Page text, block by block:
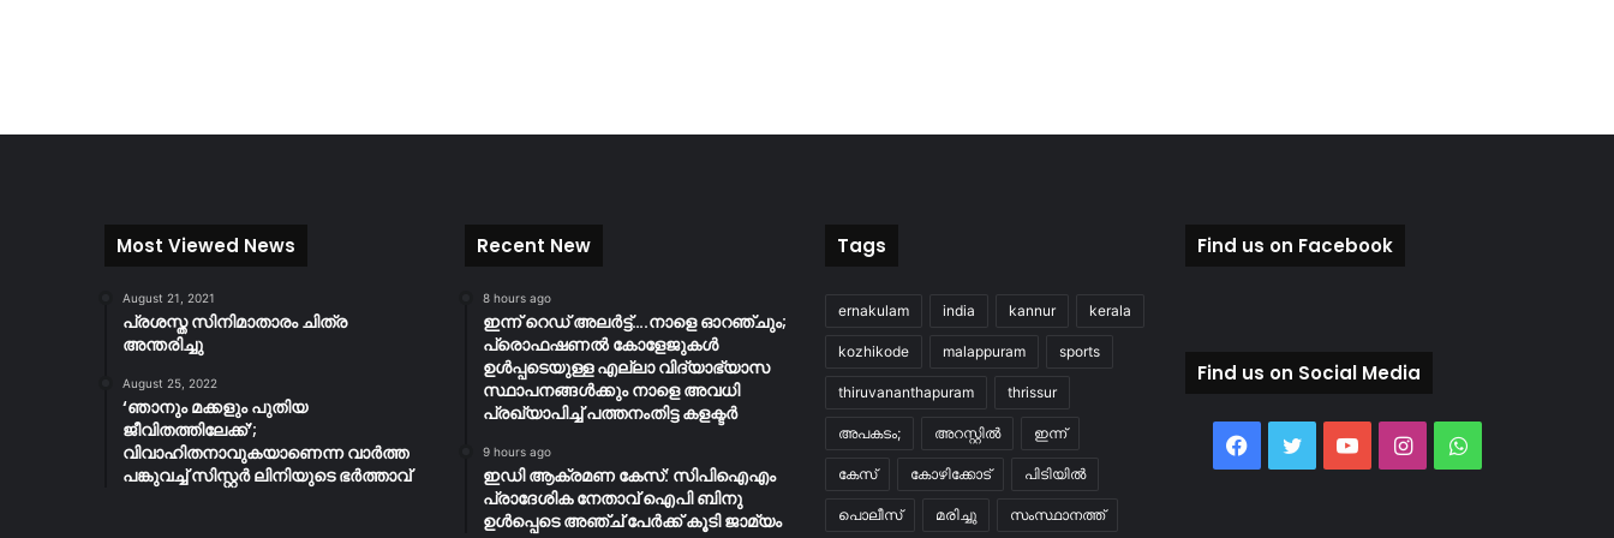
Most Viewed News
August 21, 2021
പ്രശസ്ത സിനിമാതാരം ചിത്ര
അന്തരിച്ചു
August 25, 2022
‘ഞാനും മക്കളും പുതിയ
ജീവിതത്തിലേക്ക്’;
വിവാഹിതനാവുകയാണെന്ന വാർത്ത
പങ്കുവച്ച് സിസ്റ്റർ ലിനിയുടെ ഭർത്താവ്
Recent New
8 hours ago
ഇന്ന് റെഡ് അലർട്ട്….നാളെ ഓറഞ്ചും;
പ്രൊഫഷണൽ കോളേജുകൾ
ഉൾപ്പടെയുള്ള എല്ലാ വിദ്യാഭ്യാസ
സ്ഥാപനങ്ങൾക്കും നാളെ അവധി
പ്രഖ്യാപിച്ച് പത്തനംതിട്ട കളക്ടർ
9 hours ago
ഇഡി ആക്രമണ കേസ്: സിപിഐഎം
പ്രാദേശിക നേതാവ് ഐപി ബിനു
ഉൾപ്പെടെ അഞ്ച് പേർക്ക് കൂടി ജാമ്യം
Tags
ernakulam india kannur kerala
kozhikode malappuram sports
thiruvananthapuram thrissur
അപകടം; അറസ്റ്റിൽ ഇന്ന്
കേസ് കോഴിക്കോട് പിടിയിൽ
പൊലീസ് മരിച്ചു സംസ്ഥാനത്ത്
Find us on Facebook
Find us on Social Media
Facebook
TwitterYouTubeInstagramWhatsApp